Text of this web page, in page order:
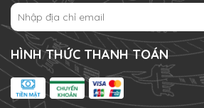
HÌNH THỨC THANH TOÁN